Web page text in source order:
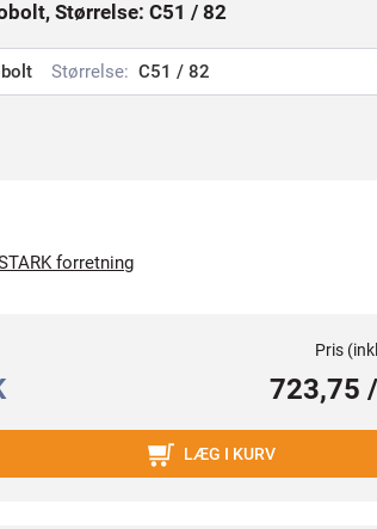
Størrelse: C51 / 82
Størrelse: C51 / 82
forretning
Pris
723,75
LÆG I KURV